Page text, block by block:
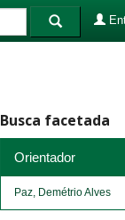
Busca facetada
Orientador
Paz, Demétrio Alves